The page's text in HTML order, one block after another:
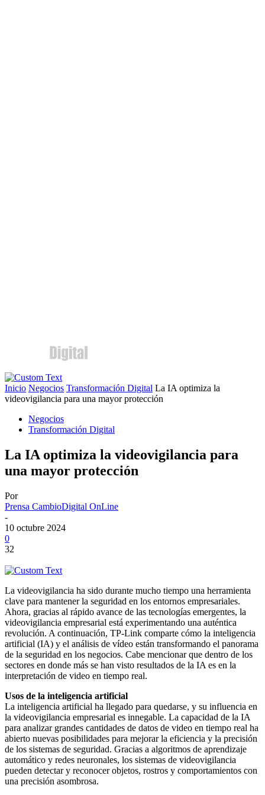
Inicio Negocios Transformación Digital La IA optimiza la
videovigilancia para una mayor protección
Negocios
Transformación Digital
La IA optimiza la videovigilancia para
una mayor protección
Por
Prensa CambioDigital OnLine
-
10 octubre 2024
0
32
La videovigilancia ha sido durante mucho tiempo una herramienta
clave para mantener la seguridad en los entornos empresariales.
Ahora, gracias al rápido avance de las tecnologías emergentes, la
videovigilancia empresarial está experimentando una auténtica
revolución. A continuación, TP-Link comparte cómo la inteligencia
artificial (IA) y el análisis de vídeo están transformando el panorama
de la seguridad en los negocios. Cabe mencionar que dentro de los
sectores en donde más se han visto resultados de la IA es en la
interpretación de video en tiempo real.
Usos de la inteligencia artificial
La inteligencia artificial ha llegado para quedarse, y su influencia en
la videovigilancia empresarial es innegable. La capacidad de la IA
para analizar grandes cantidades de datos de video en tiempo real ha
abierto nuevas posibilidades para mejorar la eficiencia y la precisión
de los sistemas de seguridad. Gracias a algoritmos de aprendizaje
automático y redes neuronales, los sistemas de videovigilancia
pueden detectar y reconocer objetos, rostros y comportamientos con
una precisión asombrosa.